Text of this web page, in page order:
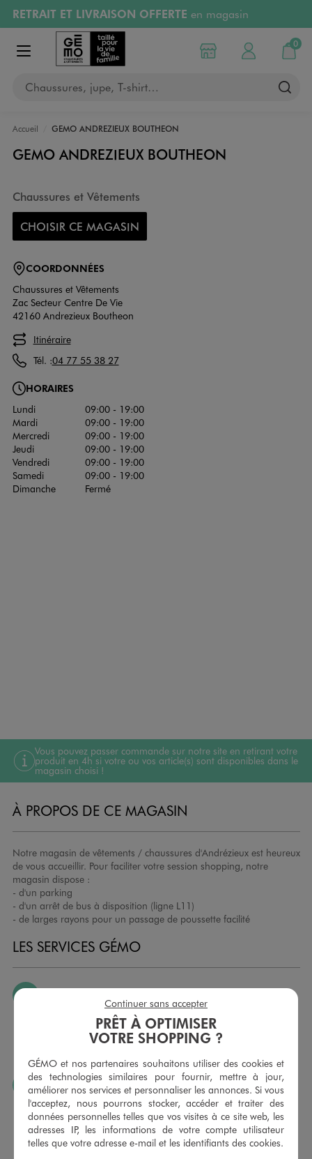
Aller au contenu principal
Aller à la navigation
RETRAIT ET LIVRAISON OFFERTE en magasin
Retours OFFERTSpendant 30 jours
PAYEZ EN 3x SANS FRAIS
RÉSERVATION GRATUITE
Afficher le menu
Chaussures, jupe, T-shirt…
Choisir mon magasin
Mon compte
0
Mon
Accueil GEMO ANDREZIEUX BOUTHEON
GEMO ANDREZIEUX BOUTHEON
Chaussures et Vêtements
CHOISIR CE MAGASIN
COORDONNÉES
Chaussures et Vêtements
Zac Secteur Centre De Vie
42160 Andrezieux Boutheon
Itinéraire
Tél. :04 77 55 38 27
HORAIRES
Lundi
09:00 - 19:00
Mardi
09:00 - 19:00
Mercredi
09:00 - 19:00
Jeudi
09:00 - 19:00
Vendredi
09:00 - 19:00
Samedi
09:00 - 19:00
Dimanche
Fermé
Vous pouvez passer commande sur notre site en retirant votre
produit en 4h si votre ou vos article(s) sont disponibles dans le
magasin choisi !
À PROPOS DE CE MAGASIN
Notre magasin de vêtements / chaussures d'Andrézieux est heureux
de vous accueillir. Pour faciliter votre session shopping, notre
magasin dispose :
- d'un parking
- d'un arrêt de bus à disposition (ligne L11)
- de larges rayons pour un passage de poussette facilité
LES SERVICES GÉMO
Nous échangeons et vous proposons un avoir ou un
remboursement pour tout article non porté, non retouché,
sous 30 jours, sur simple présentation du ticket de caisse,
JE PEUX FAIRE RETOUCHER MES ARTICLES
Ourlets, ceintures… vous avez la possibilité de faire
retoucher vos articles textiles dans nos magasins. Les tarifs
sont à votre disposition sur simple demande. Voir
conditions en magasins.
PRÊT À OPTIMISER
VOTRE SHOPPING ?
GÉMO et nos partenaires souhaitons utiliser des cookies et
des technologies similaires pour fournir, mettre à jour,
améliorer nos services et personnaliser les annonces. Si vous
l'acceptez, nous pourrons stocker, accéder et traiter des
données personnelles telles que vos visites à ce site web, les
adresses IP, les informations de votre compte utilisateur
telles que votre adresse e-mail et les identifiants des cookies.
Continuer sans accepter